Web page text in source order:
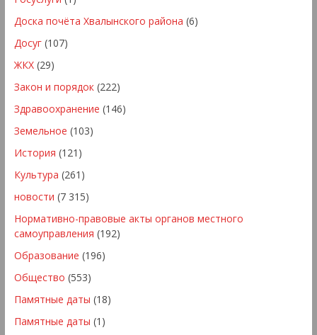
Доска почёта Хвалынского района (6)
Досуг(107)
ЖКХ(29)
Закон и порядок(222)
Здравоохранение (146)
Земельное (103)
История (121)
Культура (261)
новости (7 315)
Нормативно-правовые акты органов местного
самоуправления (192)
Образование (196)
Общество (553)
Памятные даты (18)
Памятные даты (1)